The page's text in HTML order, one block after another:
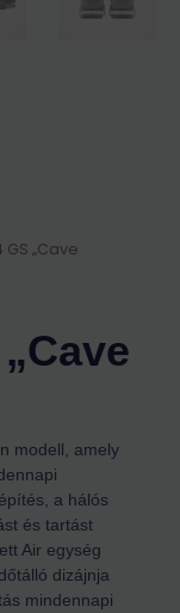
„Cave
modell, amely
a hálós
és tartást
Air egység
dizájnja
mindennapi